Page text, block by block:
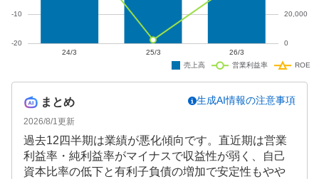
まとめ
2026/8/1更新
生成AI情報の注意事項
過去12四半期は業績が悪化傾向です。直近期は営業
利益率・純利益率がマイナスで収益性が弱く、自己
資本比率の低下と有利子負債の増加で安定性もやや